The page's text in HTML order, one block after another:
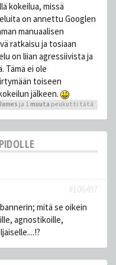
kokeilua, missä
on annettu Googlen
manuaalisen
ratkaisu ja tosiaan
on liian agressiivista ja
Tämä ei ole
toiseen
jälkeen.
ja 1 muuta peukutti tätä
#106497
mitä se oikein
agnostikoille,